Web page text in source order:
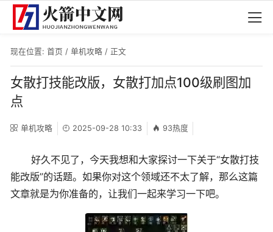
现在位置: 首页 / 单机攻略 / 正文
女散打技能改版，女散打加点100级刷图加
点
单机攻略 2025-09-28 10:33 93热度
好久不见了，今天我想和大家探讨一下关于“女散打技
能改版”的话题。如果你对这个领域还不太了解，那么这篇
文章就是为你准备的，让我们一起来学习一下吧。